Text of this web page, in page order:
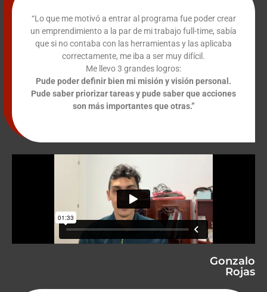
“Lo que me motivó a entrar al programa fue poder crear
un emprendimiento a la par de mi trabajo full-time, sabía
que si no contaba con las herramientas y las aplicaba
correctamente, me iba a ser muy difícil.
Me llevo 3 grandes logros:
Pude poder definir bien mi misión y visión personal.
Pude saber priorizar tareas y pude saber que acciones
son más importantes que otras.”
Gonzalo
Rojas